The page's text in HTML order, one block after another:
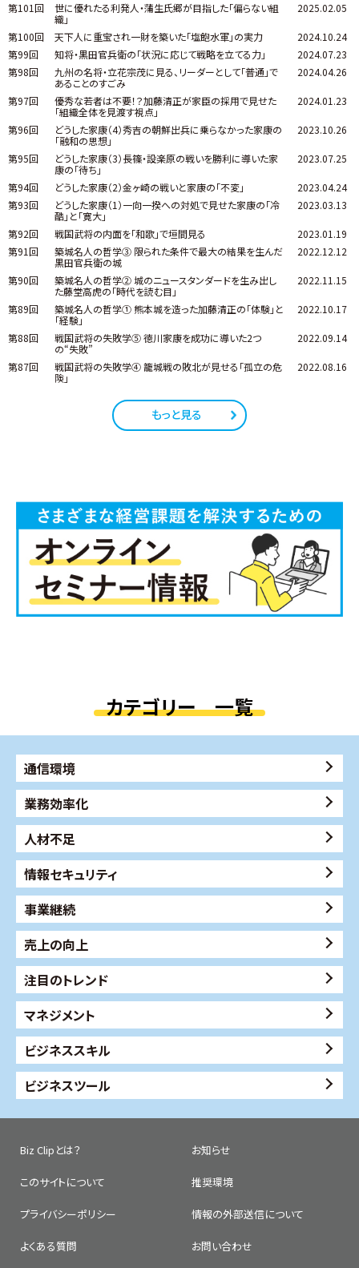
第101回
世に優れたる利発人・蒲生氏郷が目指した「偏らない組
織」
2025.02.05
第100回 天下人に重宝され一財を築いた「塩飽水軍」の実力
2024.10.24
第99回
知将・黒田官兵衛の「状況に応じて戦略を立てる力」
2024.07.23
第98回
九州の名将・立花宗茂に見る、リーダーとして「普通」で
あることのすごみ
2024.04.26
第97回
優秀な若者は不要！？加藤清正が家臣の採用で見せた
「組織全体を見渡す視点」
2024.01.23
第96回
どうした家康（4）秀吉の朝鮮出兵に乗らなかった家康の
「融和の思想」
2023.10.26
第95回
どうした家康（3）長篠・設楽原の戦いを勝利に導いた家
康の「待ち」
2023.07.25
第94回 どうした家康（2）金ヶ崎の戦いと家康の「不変」
2023.04.24
第93回
どうした家康（1）一向一揆への対処で見せた家康の「冷
酷」と「寛大」
2023.03.13
第92回 戦国武将の内面を「和歌」で垣間見る
2023.01.19
第91回
築城名人の哲学③ 限られた条件で最大の結果を生んだ
黒田官兵衛の城
2022.12.12
第90回
築城名人の哲学② 城のニュースタンダードを生み出し
た藤堂高虎の「時代を読む目」
2022.11.15
第89回
築城名人の哲学① 熊本城を造った加藤清正の「体験」と
「経験」
2022.10.17
第88回
戦国武将の失敗学⑤ 徳川家康を成功に導いた2つ
の“失敗”
2022.09.14
第87回
戦国武将の失敗学④ 籠城戦の敗北が見せる「孤立の危
険」
2022.08.16
もっと見る
カテゴリー 一覧
通信環境
業務効率化
人材不足
情報セキュリティ
事業継続
売上の向上
注目のトレンド
マネジメント
ビジネススキル
ビジネスツール
Biz Clipとは？ お知らせ
このサイトについて 推奨環境
プライバシーポリシー 情報の外部送信について
よくある質問 お問い合わせ